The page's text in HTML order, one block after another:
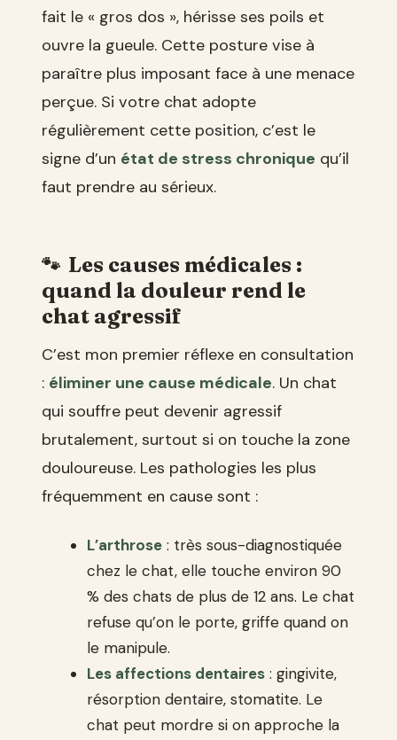
fait le « gros dos », hérisse ses poils et
ouvre la gueule. Cette posture vise à
paraître plus imposant face à une menace
perçue. Si votre chat adopte
régulièrement cette position, c’est le
signe d’un état de stress chronique qu’il
faut prendre au sérieux.
Les causes médicales :
quand la douleur rend le
chat agressif
C’est mon premier réflexe en consultation
: éliminer une cause médicale. Un chat
qui souffre peut devenir agressif
brutalement, surtout si on touche la zone
douloureuse. Les pathologies les plus
fréquemment en cause sont :
L’arthrose : très sous-diagnostiquée
chez le chat, elle touche environ 90
% des chats de plus de 12 ans. Le chat
refuse qu’on le porte, griffe quand on
le manipule.
Les affections dentaires : gingivite,
résorption dentaire, stomatite. Le
chat peut mordre si on approche la